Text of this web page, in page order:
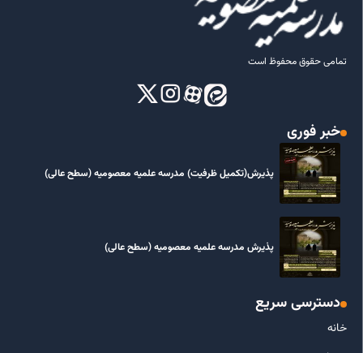
تمامی حقوق محفوظ است
خبر فوری
پذیرش(تکمیل ظرفیت) مدرسه علمیه معصومیه‌ (سطح عالی)
پذیرش مدرسه علمیه معصومیه‌ (سطح عالی)
دسترسی سریع
خانه